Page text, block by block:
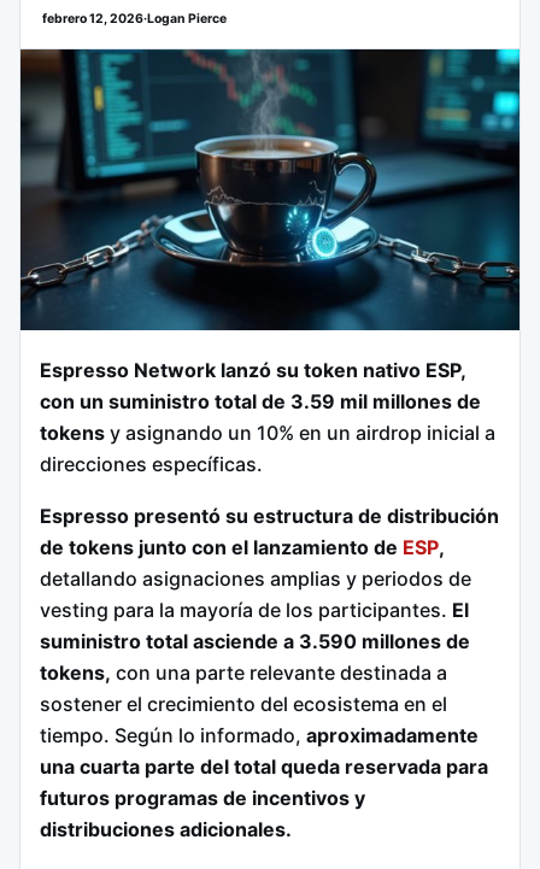
febrero 12, 2026·Logan Pierce
Espresso Network lanzó su token nativo ESP,
con un suministro total de 3.59 mil millones de
tokens y asignando un 10% en un airdrop inicial a
direcciones específicas.
Espresso presentó su estructura de distribución
de tokens junto con el lanzamiento de ESP,
detallando asignaciones amplias y periodos de
vesting para la mayoría de los participantes. El
suministro total asciende a 3.590 millones de
tokens, con una parte relevante destinada a
sostener el crecimiento del ecosistema en el
tiempo. Según lo informado, aproximadamente
una cuarta parte del total queda reservada para
futuros programas de incentivos y
distribuciones adicionales.